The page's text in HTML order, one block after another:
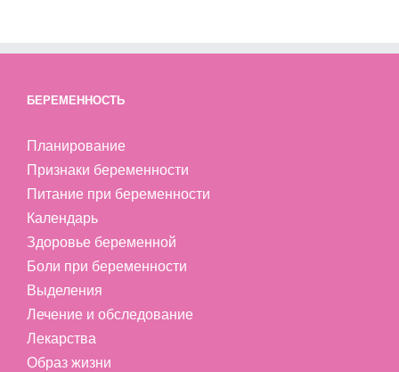
БЕРЕМЕННОСТЬ
Планирование
Признаки беременности
Питание при беременности
Календарь
Здоровье беременной
Боли при беременности
Выделения
Лечение и обследование
Лекарства
Образ жизни